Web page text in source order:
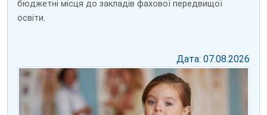
бюджетні місця до закладів фахової передвищої
освіти.
Дата: 07.08.2026